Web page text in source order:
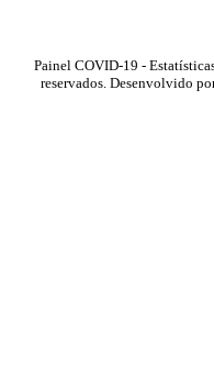
Painel COVID-19 -
reservados. Desenvolvido